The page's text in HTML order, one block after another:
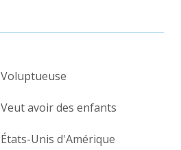
Voluptueuse
Veut avoir des enfants
États-Unis d'Amérique